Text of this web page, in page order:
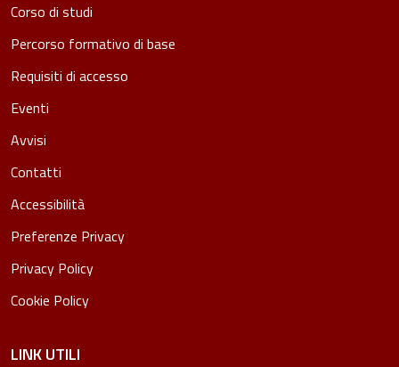
Corso di studi
Percorso formativo di base
Requisiti di accesso
Eventi
Avvisi
Contatti
Accessibilità
Preferenze Privacy
Privacy Policy
Cookie Policy
LINK UTILI